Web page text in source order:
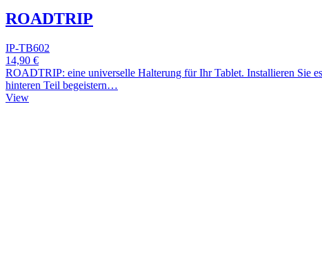
ROADTRIP
IP-TB602
14,90 €
ROADTRIP: eine universelle Halterung für Ihr Tablet. Installieren Sie
hinteren Teil begeistern…
View